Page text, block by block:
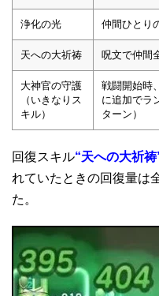
浄化の光 仲間ひとり
天への大祈祷 呪文で仲間
大神官の守護
（いきなりス
キル）
戦闘開始時
に追加でラ
ターン）
回復スキル“天への大祈祷
れていたときの回復量は
た。